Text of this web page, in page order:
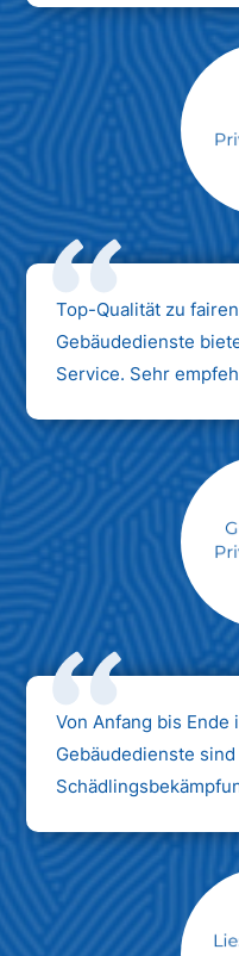
Top-Qualität zu
Gebäudedienste
Service. Sehr
Von Anfang bis
Gebäudedienste